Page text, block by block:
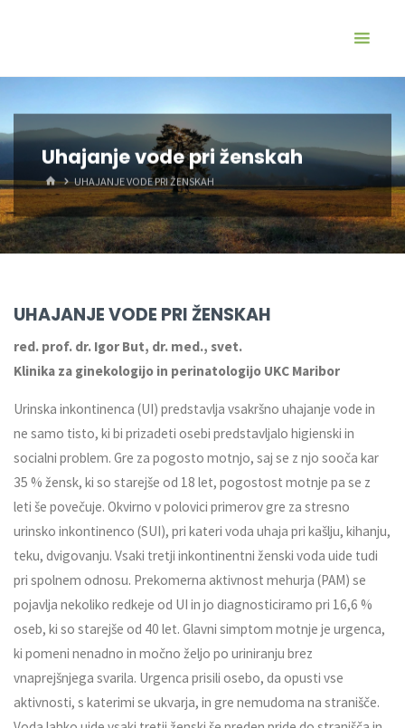
Uhajanje vode pri ženskah
UHAJANJE VODE PRI ŽENSKAH
UHAJANJE VODE PRI ŽENSKAH
red. prof. dr. Igor But, dr. med., svet.
Klinika za ginekologijo in perinatologijo UKC Maribor
Urinska inkontinenca (UI) predstavlja vsakršno uhajanje vode in
ne samo tisto, ki bi prizadeti osebi predstavljalo higienski in
socialni problem. Gre za pogosto motnjo, saj se z njo sooča kar
35 % žensk, ki so starejše od 18 let, pogostost motnje pa se z
leti še povečuje. Okvirno v polovici primerov gre za stresno
urinsko inkontinenco (SUI), pri kateri voda uhaja pri kašlju, kihanju,
teku, dvigovanju. Vsaki tretji inkontinentni ženski voda uide tudi
pri spolnem odnosu. Prekomerna aktivnost mehurja (PAM) se
pojavlja nekoliko redkeje od UI in jo diagnosticiramo pri 16,6 %
oseb, ki so starejše od 40 let. Glavni simptom motnje je urgenca,
ki pomeni nenadno in močno željo po uriniranju brez
vnaprejšnjega svarila. Urgenca prisili osebo, da opusti vse
aktivnosti, s katerimi se ukvarja, in gre nemudoma na stranišče.